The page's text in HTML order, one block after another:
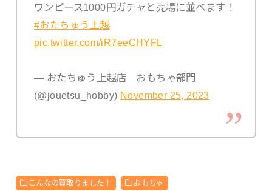
ワンピース1000円ガチャと売場に並べます！
#おたちゅう上越
pic.twitter.com/iR7eeCHYFL
— おたちゅう上越店 おもちゃ部門
(@jouetsu_hobby) November 25, 2023
こんなの買取りました！ おもちゃ